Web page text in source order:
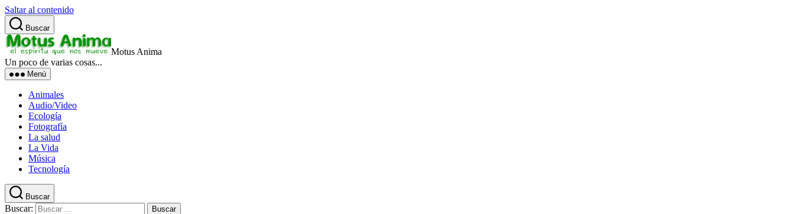
Saltar al contenido
Buscar
Motus Anima
Un poco de varias cosas...
Menú
Animales
Audio/Video
Ecología
Fotografía
La salud
La Vida
Música
Tecnología
Buscar
Buscar: